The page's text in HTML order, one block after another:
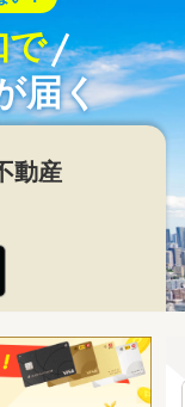
で
届く
動産